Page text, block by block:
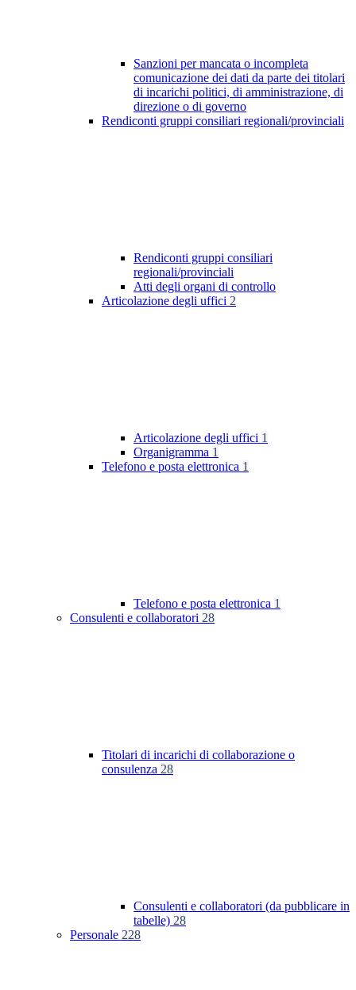
Sanzioni per mancata o incompleta
comunicazione dei dati da parte dei titolari
di incarichi politici, di amministrazione, di
direzione o di governo
Rendiconti gruppi consiliari regionali/provinciali
Rendiconti gruppi consiliari
regionali/provinciali
Atti degli organi di controllo
Articolazione degli uffici 2
Articolazione degli uffici 1
Organigramma 1
Telefono e posta elettronica 1
Telefono e posta elettronica 1
Consulenti e collaboratori 28
Titolari di incarichi di collaborazione o
consulenza 28
Consulenti e collaboratori (da pubblicare in
tabelle) 28
Personale 228